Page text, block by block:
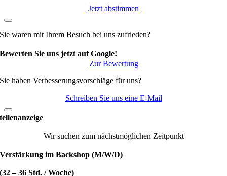
Jetzt abstimmen
Sie waren mit Ihrem Besuch bei uns zufrieden?
Bewerten Sie uns jetzt auf Google!
Zur Bewertung
Sie haben Verbesserungsvorschläge für uns?
Schreiben Sie uns eine E-Mail
Wir suchen zum nächstmöglichen Zeitpunkt
Verstärkung im Backshop (M/W/D)
(32 – 36 Std. / Woche)